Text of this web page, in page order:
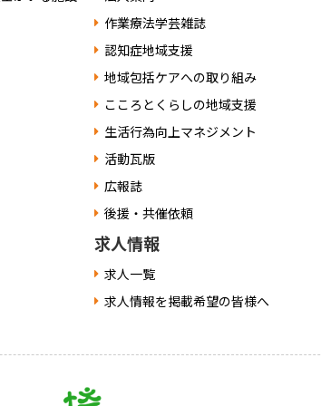
作業療法学芸雑誌
認知症地域支援
地域包括ケアへの取り組み
こころとくらしの地域支援
生活行為向上マネジメント
活動瓦版
広報誌
後援・共催依頼
求人情報
求人一覧
求人情報を掲載希望の皆様へ